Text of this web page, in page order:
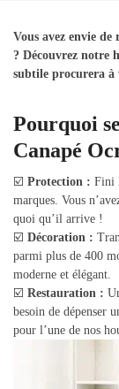
Vous avez envie
? Découvrez notre
subtile procurera à
Pourquoi
Canapé
☑️ Protection : Fini
marques. Vous
quoi qu’il arrive !
☑️ Décoration :
parmi plus de 400
moderne et élégant.
☑️ Restauration :
besoin de dépenser
pour l’une de nos